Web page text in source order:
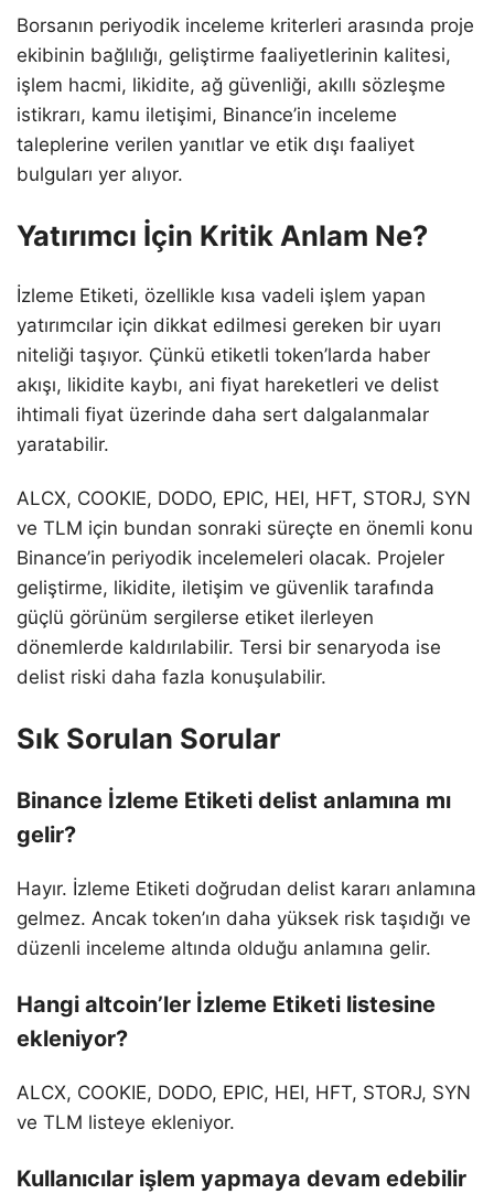
Borsanın periyodik inceleme kriterleri arasında proje
ekibinin bağlılığı, geliştirme faaliyetlerinin kalitesi,
işlem hacmi, likidite, ağ güvenliği, akıllı sözleşme
istikrarı, kamu iletişimi, Binance’in inceleme
taleplerine verilen yanıtlar ve etik dışı faaliyet
bulguları yer alıyor.
Yatırımcı İçin Kritik Anlam Ne?
İzleme Etiketi, özellikle kısa vadeli işlem yapan
yatırımcılar için dikkat edilmesi gereken bir uyarı
niteliği taşıyor. Çünkü etiketli token’larda haber
akışı, likidite kaybı, ani fiyat hareketleri ve delist
ihtimali fiyat üzerinde daha sert dalgalanmalar
yaratabilir.
ALCX, COOKIE, DODO, EPIC, HEI, HFT, STORJ, SYN
ve TLM için bundan sonraki süreçte en önemli konu
Binance’in periyodik incelemeleri olacak. Projeler
geliştirme, likidite, iletişim ve güvenlik tarafında
güçlü görünüm sergilerse etiket ilerleyen
dönemlerde kaldırılabilir. Tersi bir senaryoda ise
delist riski daha fazla konuşulabilir.
Sık Sorulan Sorular
Binance İzleme Etiketi delist anlamına mı
gelir?
Hayır. İzleme Etiketi doğrudan delist kararı anlamına
gelmez. Ancak token’ın daha yüksek risk taşıdığı ve
düzenli inceleme altında olduğu anlamına gelir.
Hangi altcoin’ler İzleme Etiketi listesine
ekleniyor?
ALCX, COOKIE, DODO, EPIC, HEI, HFT, STORJ, SYN
ve TLM listeye ekleniyor.
Kullanıcılar işlem yapmaya devam edebilir